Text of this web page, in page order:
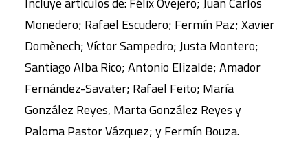
Monedero; Rafael Escudero; Fermín Paz; Xavier
Domènech; Víctor Sampedro; Justa Montero;
Santiago Alba Rico; Antonio Elizalde; Amador
Fernández-Savater; Rafael Feito; María
González Reyes, Marta González Reyes y
Paloma Pastor Vázquez; y Fermín Bouza.